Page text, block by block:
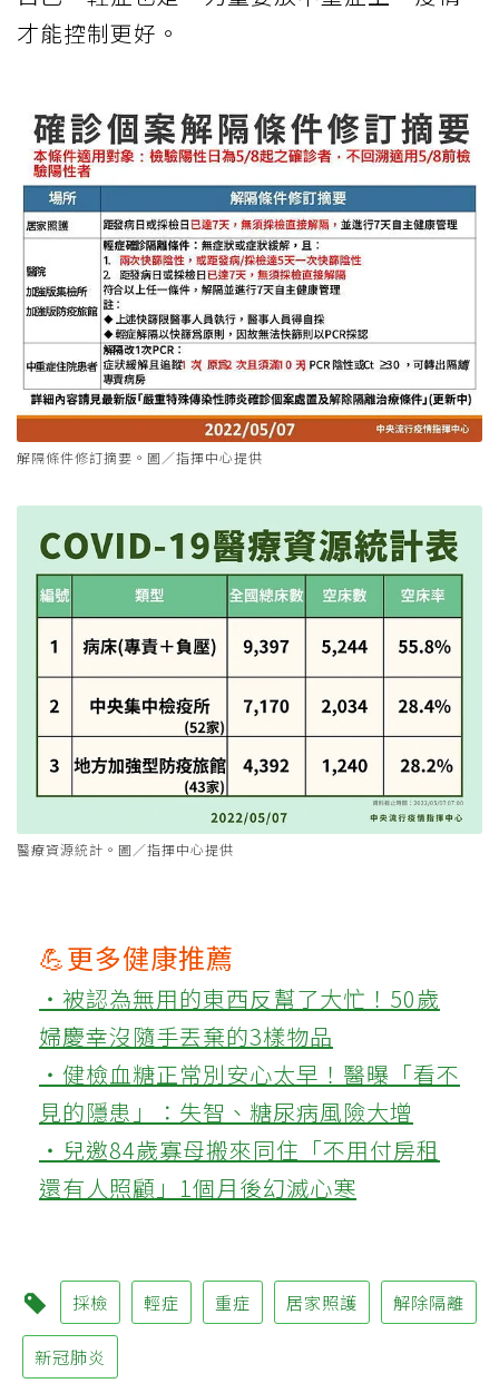
才能控制更好。
解隔條件修訂摘要。圖／指揮中心提供
醫療資源統計。圖／指揮中心提供
💪更多健康推薦
‧被認為無用的東西反幫了大忙！50歲
婦慶幸沒隨手丟棄的3樣物品
‧健檢血糖正常別安心太早！醫曝「看不
見的隱患」：失智、糖尿病風險大增
‧兒邀84歲寡母搬來同住「不用付房租
還有人照顧」1個月後幻滅心寒
採檢 輕症 重症 居家照護 解除隔離
新冠肺炎